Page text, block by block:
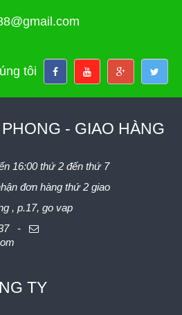
tôi
- GIAO HÀNG
16:00 thứ 2 đến thứ 7
hàng thứ 2 giao
, p.17, go vap
-
TY